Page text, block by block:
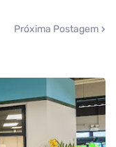
Próxima Postagem